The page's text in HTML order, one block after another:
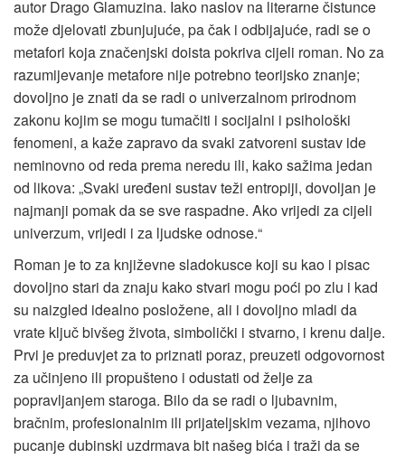
autor Drago Glamuzina. Iako naslov na literarne čistunce
može djelovati zbunjujuće, pa čak i odbijajuće, radi se o
metafori koja značenjski doista pokriva cijeli roman. No za
razumijevanje metafore nije potrebno teorijsko znanje;
dovoljno je znati da se radi o univerzalnom prirodnom
zakonu kojim se mogu tumačiti i socijalni i psihološki
fenomeni, a kaže zapravo da svaki zatvoreni sustav ide
neminovno od reda prema neredu ili, kako sažima jedan
od likova: „Svaki uređeni sustav teži entropiji, dovoljan je
najmanji pomak da se sve raspadne. Ako vrijedi za cijeli
univerzum, vrijedi i za ljudske odnose.“
Roman je to za književne sladokusce koji su kao i pisac
dovoljno stari da znaju kako stvari mogu poći po zlu i kad
su naizgled idealno posložene, ali i dovoljno mladi da
vrate ključ bivšeg života, simbolički i stvarno, i krenu dalje.
Prvi je preduvjet za to priznati poraz, preuzeti odgovornost
za učinjeno ili propušteno i odustati od želje za
popravljanjem staroga. Bilo da se radi o ljubavnim,
bračnim, profesionalnim ili prijateljskim vezama, njihovo
pucanje dubinski uzdrmava bit našeg bića i traži da se